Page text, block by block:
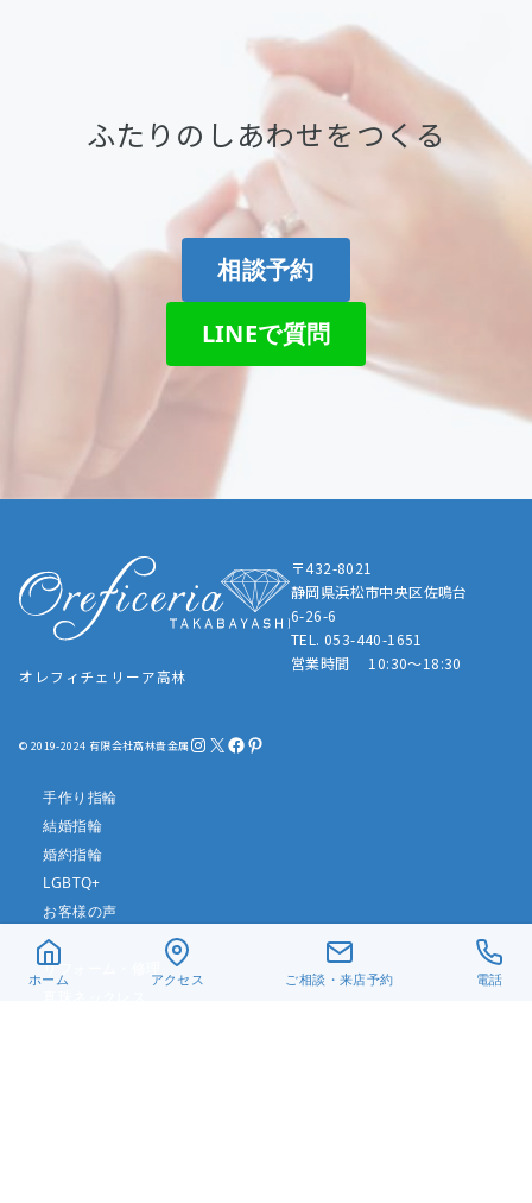
ふたりのしあわせをつくる
相談予約
LINEで質問
オレフィチェリーア高林
〒432-8021
静岡県浜松市中央区佐鳴台
6-26-6
TEL. 053-440-1651
営業時間 10:30～18:30
© 2019-2024 有限会社髙林貴金属InstagramX Facebook Pinterest
手作り指輪
結婚指輪
婚約指輪
LGBTQ+
お客様の声
リフォーム・修理
ホーム アクセス ご相談・来店予約 電話